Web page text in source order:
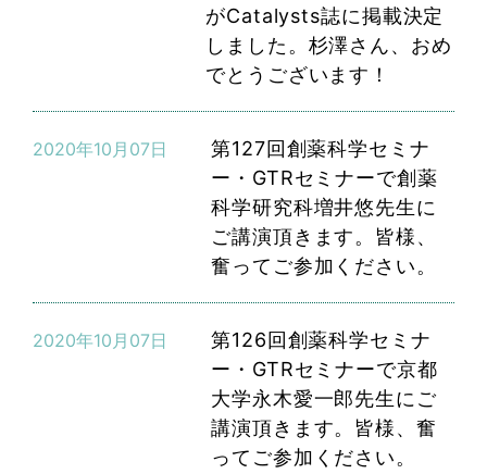
がCatalysts誌に掲載決定
しました。杉澤さん、おめ
でとうございます！
2020年10月07日
第127回創薬科学セミナ
ー・GTRセミナーで創薬
科学研究科増井悠先生に
ご講演頂きます。皆様、
奮ってご参加ください。
2020年10月07日
第126回創薬科学セミナ
ー・GTRセミナーで京都
大学永木愛一郎先生にご
講演頂きます。皆様、奮
ってご参加ください。